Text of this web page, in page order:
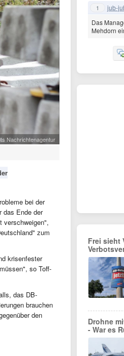
Nachrichtenagentur
bei der
das Ende der
verschweigen",
zum
krisenfester
so Toff-
das DB-
brauchen
den
1 jub-
Das
Mehdorn
Frei sieht
Drohne
- War es